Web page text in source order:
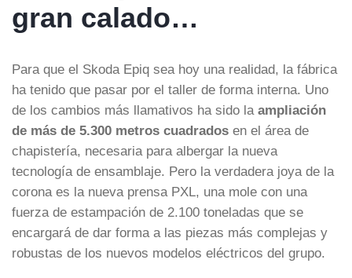
gran calado…
Para que el Skoda Epiq sea hoy una realidad, la fábrica
ha tenido que pasar por el taller de forma interna. Uno
de los cambios más llamativos ha sido la ampliación
de más de 5.300 metros cuadrados en el área de
chapistería, necesaria para albergar la nueva
tecnología de ensamblaje. Pero la verdadera joya de la
corona es la nueva prensa PXL, una mole con una
fuerza de estampación de 2.100 toneladas que se
encargará de dar forma a las piezas más complejas y
robustas de los nuevos modelos eléctricos del grupo.